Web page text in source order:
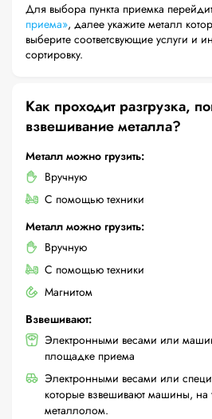
Для выбора пункта приемка
приема», далее укажите металл
выберите соответсвующие услуги и интересующую Вас
сортировку.
Как проходит разгрузка,
взвешивание металла?
Металл можно грузить:
Вручную
С помощью техники
Металл можно грузить:
Вручную
С помощью техники
Магнитом
Взвешивают:
Электронными весами или
площадке приема
Электронными весами или
которые взвешивают машины, на
металлолом.